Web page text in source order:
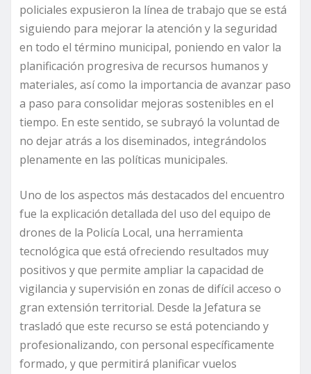
policiales expusieron la línea de trabajo que se está
siguiendo para mejorar la atención y la seguridad
en todo el término municipal, poniendo en valor la
planificación progresiva de recursos humanos y
materiales, así como la importancia de avanzar paso
a paso para consolidar mejoras sostenibles en el
tiempo. En este sentido, se subrayó la voluntad de
no dejar atrás a los diseminados, integrándolos
plenamente en las políticas municipales.
Uno de los aspectos más destacados del encuentro
fue la explicación detallada del uso del equipo de
drones de la Policía Local, una herramienta
tecnológica que está ofreciendo resultados muy
positivos y que permite ampliar la capacidad de
vigilancia y supervisión en zonas de difícil acceso o
gran extensión territorial. Desde la Jefatura se
trasladó que este recurso se está potenciando y
profesionalizando, con personal específicamente
formado, y que permitirá planificar vuelos